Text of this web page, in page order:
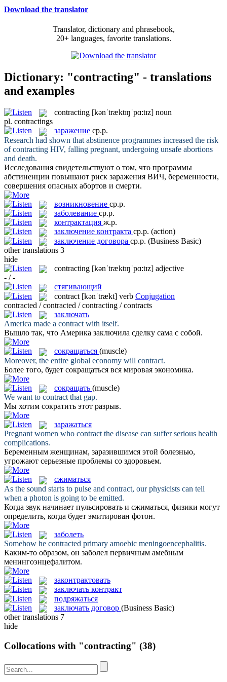
Download the translator
Translator, dictionary and phrasebook,
20+ languages, favorite translations.
Dictionary: "contracting" - translations
and examples
contracting [kənˈtræktɪŋˈpɑ:tɪz] noun
pl. contractings
заражение ср.р.
Research had shown that abstinence programmes increased the risk
ofcontracting HIV, falling pregnant, undergoing unsafe abortions
and death.
Исследования свидетельствуют о том, что программы
абстиненции повышают риск заражения ВИЧ, беременности,
совершения опасных абортов и смерти.
возникновение ср.р.
заболевание ср.р.
контрактация ж.р.
заключение контракта ср.р. (action)
заключение договора ср.р. (Business Basic)
other translations 3
hide
contracting [kənˈtræktɪŋˈpɑ:tɪz] adjective
- / -
стягивающий
contract [kənˈtrækt] verb Conjugation
contracted / contracted / contracting / contracts
заключать
America made a contractwith itself.
Вышло так, что Америка заключила сделку сама с собой.
сокращаться (muscle)
Moreover, the entire global economy will contract.
Более того, будет сокращаться вся мировая экономика.
сокращать (muscle)
We want to contract that gap.
Мы хотим сократить этот разрыв.
заражаться
Pregnant women who contractthe disease can suffer serious health
complications.
Беременным женщинам, заразившимся этой болезнью,
угрожают серьезные проблемы со здоровьем.
сжиматься
As the sound starts to pulse and contract, our physicists can tell
when a photon is going to be emitted.
Когда звук начинает пульсировать и сжиматься, физики могут
определить, когда будет эмитирован фотон.
заболеть
Somehow he contracted primary amoebic meningoencephalitis.
Каким-то образом, он заболел первичным амебным
менингоэнцефалитом.
законтрактовать
заключать контракт
подряжаться
заключать договор (Business Basic)
other translations 7
hide
Collocations with "contracting" (38)